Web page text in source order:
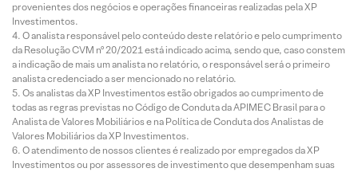
provenientes dos negócios e operações financeiras realizadas pela XP
Investimentos.
O analista responsável pelo conteúdo deste relatório e pelo cumprimento
da Resolução CVM nº 20/2021 está indicado acima, sendo que, caso constem
a indicação de mais um analista no relatório, o responsável será o primeiro
analista credenciado a ser mencionado no relatório.
Os analistas da XP Investimentos estão obrigados ao cumprimento de
todas as regras previstas no Código de Conduta da APIMEC Brasil para o
Analista de Valores Mobiliários e na Política de Conduta dos Analistas de
Valores Mobiliários da XP Investimentos.
O atendimento de nossos clientes é realizado por empregados da XP
Investimentos ou por assessores de investimento que desempenham suas